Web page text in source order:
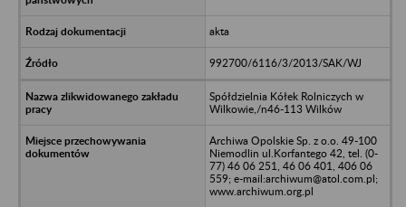
akta
992700/6116/3/2013/SAK/WJ
Spółdzielnia Kółek Rolniczych w
Wilkowie,/n46-113 Wilków
Archiwa Opolskie Sp. z o.o. 49-100
Niemodlin ul.Korfantego 42, tel. (0-
77) 46 06 251, 46 06 401, 406 06
559; e-mail:archiwum@atol.com.pl;
www.archiwum.org.pl